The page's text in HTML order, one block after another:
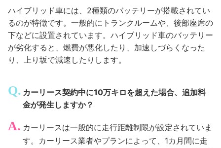
ハイブリッド車には、2種類のバッテリーが搭載されてい
るのが特徴です。一般的にトランクルームや、後部座席の
下などに設置されています。ハイブリッド車のバッテリー
が劣化すると、燃費が悪化したり、加速しづらくなった
り、上り坂で減速したりします。
カーリース契約中に10万キロを超えた場合、追加料
金が発生しますか？
カーリースは一般的に走行距離制限が設定されていま
す。カーリース業者やプランによって、1カ月間に走